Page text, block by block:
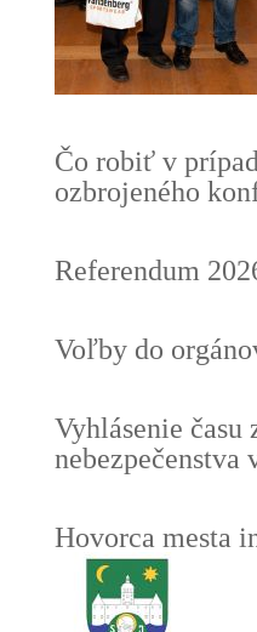
Čo robiť v
ozbrojeného
Referendum
Voľby do
Vyhlásenie času
nebezpečenstva
Hovorca mesta